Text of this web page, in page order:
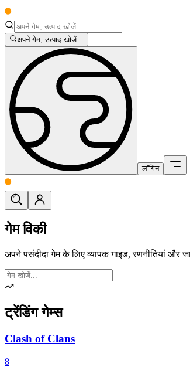
अपने गेम, उत्पाद खोजें...
लॉगिन
गेम विकी
अपने पसंदीदा गेम के लिए व्यापक गाइड, रणनीतियां और
ट्रेंडिंग गेम्स
Clash of Clans
8